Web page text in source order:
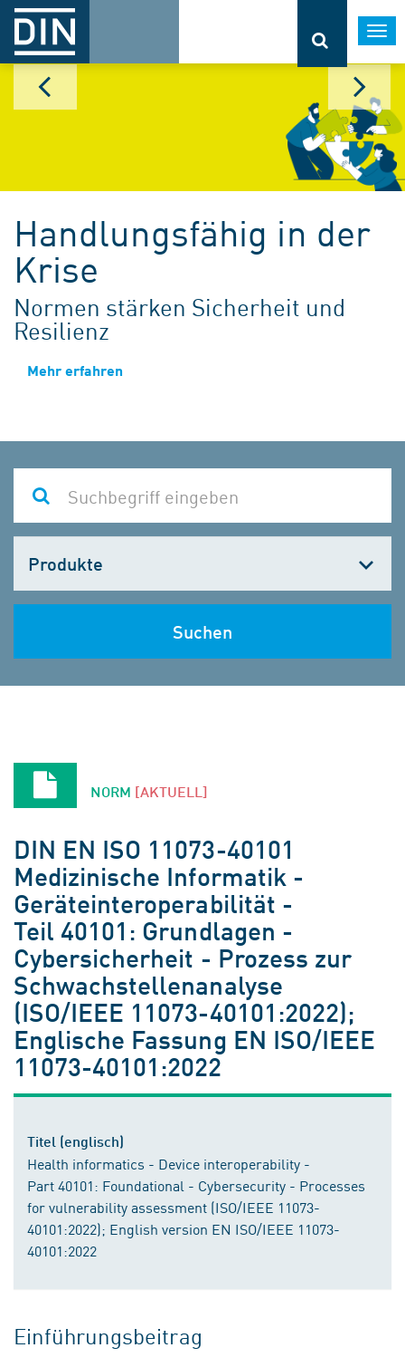
Handlungsfähig in der
Krise
Normen stärken Sicherheit und
Resilienz
Mehr erfahren
wählen
Suchen
NORM [AKTUELL]
DIN EN ISO 11073-40101
Medizinische Informatik -
Geräteinteroperabilität -
Teil 40101: Grundlagen -
Cybersicherheit - Prozess zur
Schwachstellenanalyse
(ISO/IEEE 11073-40101:2022);
Englische Fassung EN ISO/IEEE
11073-40101:2022
Titel (englisch)
Health informatics - Device interoperability -
Part 40101: Foundational - Cybersecurity - Processes
for vulnerability assessment (ISO/IEEE 11073-
40101:2022); English version EN ISO/IEEE 11073-
40101:2022
Einführungsbeitrag